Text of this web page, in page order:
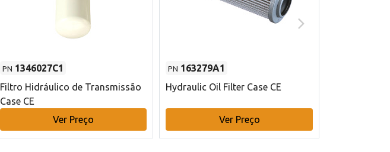
PN 1346027C1
Filtro Hidráulico de Transmissão
Case CE
Ver Preço
PN 163279A1
Hydraulic Oil Filter Case CE
Ver Preço